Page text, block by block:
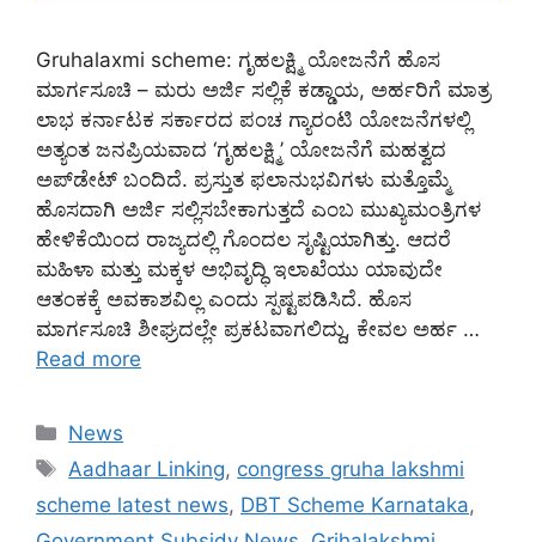
Gruhalaxmi scheme: ಗೃಹಲಕ್ಷ್ಮಿ ಯೋಜನೆಗೆ ಹೊಸ
ಮಾರ್ಗಸೂಚಿ – ಮರು ಅರ್ಜಿ ಸಲ್ಲಿಕೆ ಕಡ್ಡಾಯ, ಅರ್ಹರಿಗೆ ಮಾತ್ರ
ಲಾಭ ಕರ್ನಾಟಕ ಸರ್ಕಾರದ ಪಂಚ ಗ್ಯಾರಂಟಿ ಯೋಜನೆಗಳಲ್ಲಿ
ಅತ್ಯಂತ ಜನಪ್ರಿಯವಾದ ‘ಗೃಹಲಕ್ಷ್ಮಿ’ ಯೋಜನೆಗೆ ಮಹತ್ವದ
ಅಪ್‌ಡೇಟ್ ಬಂದಿದೆ. ಪ್ರಸ್ತುತ ಫಲಾನುಭವಿಗಳು ಮತ್ತೊಮ್ಮೆ
ಹೊಸದಾಗಿ ಅರ್ಜಿ ಸಲ್ಲಿಸಬೇಕಾಗುತ್ತದೆ ಎಂಬ ಮುಖ್ಯಮಂತ್ರಿಗಳ
ಹೇಳಿಕೆಯಿಂದ ರಾಜ್ಯದಲ್ಲಿ ಗೊಂದಲ ಸೃಷ್ಟಿಯಾಗಿತ್ತು. ಆದರೆ
ಮಹಿಳಾ ಮತ್ತು ಮಕ್ಕಳ ಅಭಿವೃದ್ಧಿ ಇಲಾಖೆಯು ಯಾವುದೇ
ಆತಂಕಕ್ಕೆ ಅವಕಾಶವಿಲ್ಲ ಎಂದು ಸ್ಪಷ್ಟಪಡಿಸಿದೆ. ಹೊಸ
ಮಾರ್ಗಸೂಚಿ ಶೀಘ್ರದಲ್ಲೇ ಪ್ರಕಟವಾಗಲಿದ್ದು, ಕೇವಲ ಅರ್ಹ …
Read more
Categories
News
Tags
Aadhaar Linking, congress gruha lakshmi
scheme latest news, DBT Scheme Karnataka,